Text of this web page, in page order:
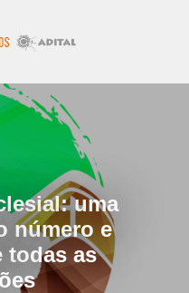
uma
número e
todas as